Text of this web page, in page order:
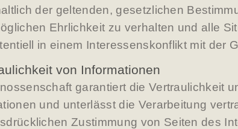
der geltenden, gesetzlichen
Ehrlichkeit zu verhalten und alle
in einem Interessenskonflikt mit der
von Informationen
garantiert die Vertraulichkeit
und unterlässt die Verarbeitung
Zustimmung von Seiten des